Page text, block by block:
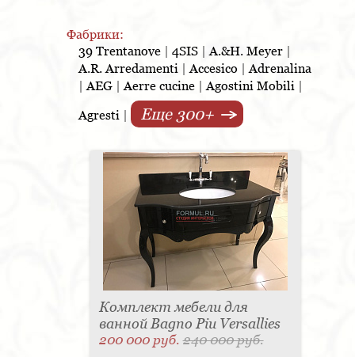
• Комбинирование в моделях эстетики и
многофункциональности, практичности, эргономики и
красоты;
• Баланс и гармония форм, материалов и цветов.
Композиция Bagno Piu Sophia представляет собой
ванной комнаты, изготовленный в классическом стиле.
Основной материал для создания: дерево toulpier,
окрашенной краской орехового цвета и состаренная
латунь. В состав комплекта входят тумба под
раковину, зеркало и навесной шкаф.
Композиция Bagno Piu Tiffany поразит почитателей
классического стиля. Основной материал,
применяемый в изготовлении комплекта -
натуральное дерево. Варианты отделки - по выбору
заказчика. Специалисты, разрабатывающие этот
комплект, с большой внимательностью отнеслись к
выбору деталей и аксессуаров для его украшения.
Количество предметов, входящих в эту яркую
композицию для ванной комнаты, зависит от желания
Фабрики:
39 Trentanove
4SIS A.&H. Meyer
A.R. Arredamenti
Accesico
Adrenalina
AEG Aerre cucine Agostini Mobili
Agresti Еще 300+
Комплект мебели для
ванной Bagno Piu Versallies
200 000 руб.240 000 руб.